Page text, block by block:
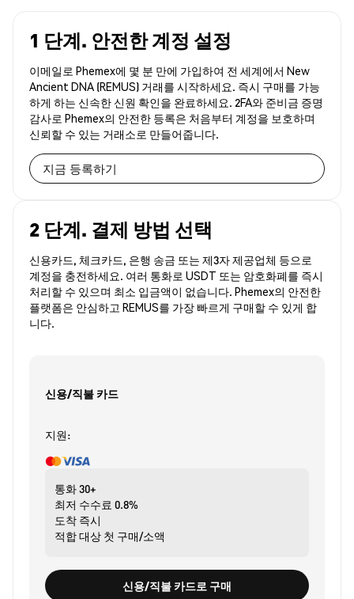
1 단계. 안전한 계정 설정
이메일로 Phemex에 몇 분 만에 가입하여 전 세계에서 New
Ancient DNA (REMUS) 거래를 시작하세요. 즉시 구매를 가능
하게 하는 신속한 신원 확인을 완료하세요. 2FA와 준비금 증명
감사로 Phemex의 안전한 등록은 처음부터 계정을 보호하며
신뢰할 수 있는 거래소로 만들어줍니다.
지금 등록하기
2 단계. 결제 방법 선택
신용카드, 체크카드, 은행 송금 또는 제3자 제공업체 등으로
계정을 충전하세요. 여러 통화로 USDT 또는 암호화폐를 즉시
처리할 수 있으며 최소 입금액이 없습니다. Phemex의 안전한
플랫폼은 안심하고 REMUS를 가장 빠르게 구매할 수 있게 합
니다.
신용/직불 카드
지원:
통화30+
최저 수수료 0.8%
도착 즉시
적합 대상 첫 구매/소액
신용/직불 카드로 구매